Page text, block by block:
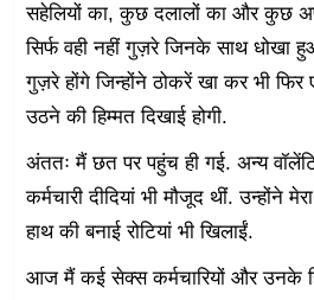
सहेलियों का, कुछ दलालों का और कुछ
सिर्फ वही नहीं गुज़रे जिनके साथ धोखा
गुज़रे होंगे जिन्होंने ठोकरें खा कर भी फिर
उठने की हिम्मत दिखाई होगी.
अंततः मैं छत पर पहुंच ही गई. अन्य
कर्मचारी दीदियां भी मौजूद थीं. उन्होंने
हाथ की बनाई रोटियां भी खिलाईं.
आज मैं कई सेक्स कर्मचारियों और उनके